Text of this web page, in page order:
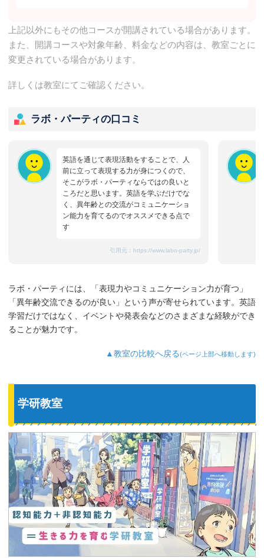
上記以外にもその他コースが開講されている場合があります。
また、開講コースや対象年齢、料金などの内容は、教室ごとに
変更されている場合があります。
詳しくは教室にてご確認ください。
ラボ・パーティの口コミ
英語を通じて表現活動をすることで、人
前に立って表現する力が身につくので、
そこがラボ・パーティならではの良いと
ころだと思います。英語を学ぶだけでな
く、異年齢との交流がコミュニケーショ
ン能力を育てるのでオススメできる点で
す
引用元： https://www.labo-party.jp/
ラボ・パーティには、「表現力やコミュニケーション力が育つ」
「異年齢交流できるのが良い」という声が寄せられています。英語
学習だけではなく、イベントや発表会などのさまざまな経験ができ
ることが魅力です。
▲教室の比較へ戻る(ページ上部へ移動します)
学研教室